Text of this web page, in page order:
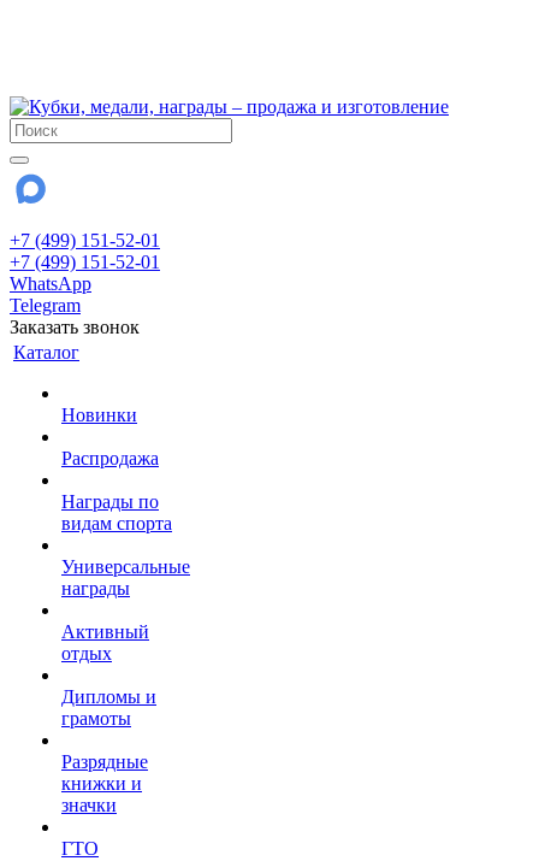
+7 (499) 151-52-01
+7 (499) 151-52-01
WhatsApp
Telegram
Заказать звонок
Каталог
Новинки
Распродажа
Награды по
видам спорта
Универсальные
награды
Активный
отдых
Дипломы и
грамоты
Разрядные
книжки и
значки
ГТО